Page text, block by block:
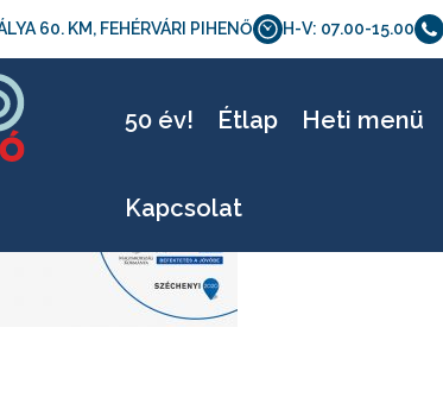
60. KM, FEHÉRVÁRI PIHENŐ H-V: 07.00-15.00
50 év! Étlap Heti menü
Kapcsolat